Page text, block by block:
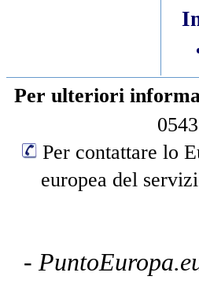
Per ulteriori
Per contattare lo
europea del
-